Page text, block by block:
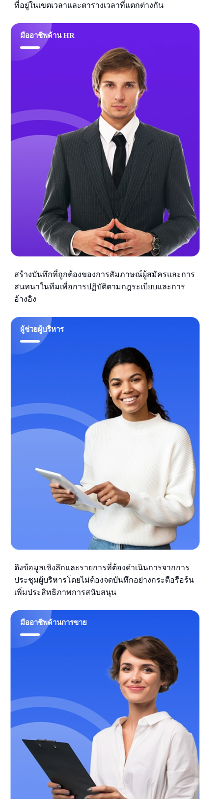
ที่อยู่ในเขตเวลาและตารางเวลาที่แตกต่างกัน
มืออาชีพด้าน HR
สร้างบันทึกที่ถูกต้องของการสัมภาษณ์ผู้สมัครและการ
สนทนาในทีมเพื่อการปฏิบัติตามกฎระเบียบและการ
อ้างอิง
ผู้ช่วยผู้บริหาร
ดึงข้อมูลเชิงลึกและรายการที่ต้องดำเนินการจากการ
ประชุมผู้บริหารโดยไม่ต้องจดบันทึกอย่างกระตือรือร้น
เพิ่มประสิทธิภาพการสนับสนุน
มืออาชีพด้านการขาย